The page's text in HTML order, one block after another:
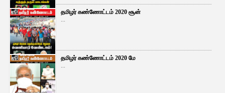
தமிழர் கண்ணோட்டம் 2020 சூன்
...
தமிழர் கண்ணோட்டம் 2020 மே
...